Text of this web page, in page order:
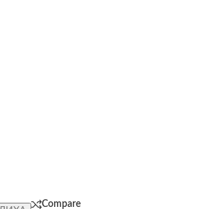
Compare